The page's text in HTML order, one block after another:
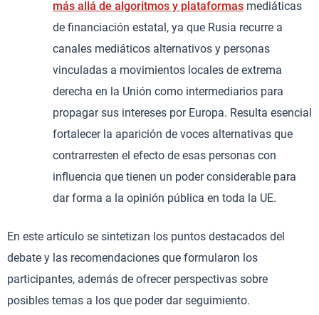
más allá de algoritmos y plataformas mediáticas
de financiación estatal, ya que Rusia recurre a
canales mediáticos alternativos y personas
vinculadas a movimientos locales de extrema
derecha en la Unión como intermediarios para
propagar sus intereses por Europa. Resulta esencial
fortalecer la aparición de voces alternativas que
contrarresten el efecto de esas personas con
influencia que tienen un poder considerable para
dar forma a la opinión pública en toda la UE.
En este artículo se sintetizan los puntos destacados del
debate y las recomendaciones que formularon los
participantes, además de ofrecer perspectivas sobre
posibles temas a los que poder dar seguimiento.